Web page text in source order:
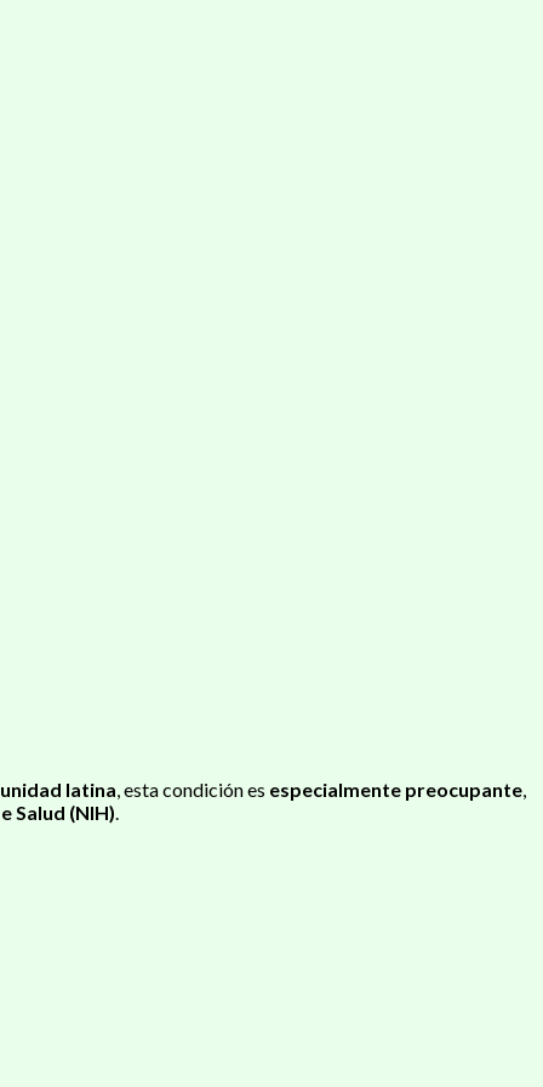
latina, esta condición es especialmente preocupante,
Salud (NIH).